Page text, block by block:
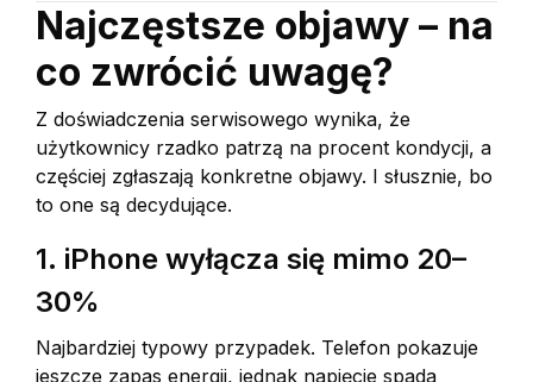
Najczęstsze objawy – na
co zwrócić uwagę?
Z doświadczenia serwisowego wynika, że
użytkownicy rzadko patrzą na procent kondycji, a
częściej zgłaszają konkretne objawy. I słusznie, bo
to one są decydujące.
1. iPhone wyłącza się mimo 20–
30%
Najbardziej typowy przypadek. Telefon pokazuje
jeszcze zapas energii, jednak napięcie spada